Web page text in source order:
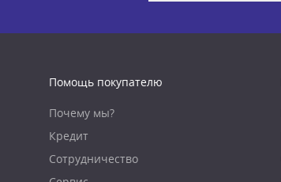
Помощь покупателю
Почему мы?
Кредит
Сотрудничество